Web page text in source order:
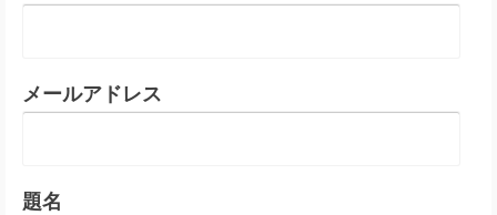
メールアドレス
題名